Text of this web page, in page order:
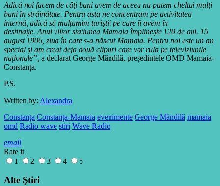
Adică noi facem de câți bani avem de aceea nu putem cheltui mulți
bani în străinătate. Pentru asta ne concentram pe activitatea
internă, adică să mulțumim turiștii pe care îi avem în
destinație. Anul viitor stațiunea Mamaia împlinește 120 de ani. 15
august 1906, ziua în care s-a născut Mamaia. Pentru noi este un an
special și am creat deja două clipuri care vor rula pe televiziunile
naționale”, a declarat George Măndilă, președintele OMD Mamaia-
Constanța.
P.S.
Written by: Alexandra
Constanța Constanța-Mamaia evenimente George Măndilă mamaia
omd Radio wave stiri Wave Radio
email
Rate it
1
2 3 4 5
Alte Ştiri